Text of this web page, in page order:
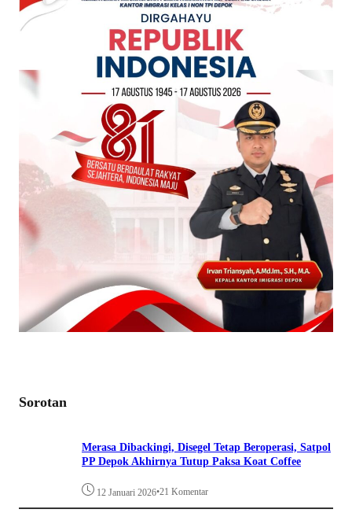
Sorotan
Merasa Dibackingi, Disegel Tetap Beroperasi, Satpol
PP Depok Akhirnya Tutup Paksa Koat Coffee
12 Januari 2026•21 Komentar